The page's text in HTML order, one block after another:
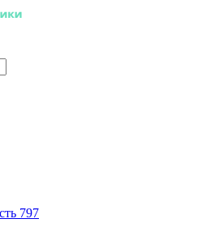
797